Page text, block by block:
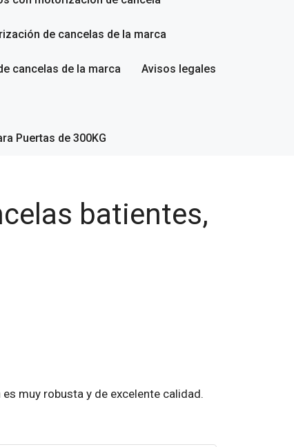
de cancelas de la marca
cancelas de la marca Avisos legales
Puertas de 300KG
batientes,
muy robusta y de excelente calidad.